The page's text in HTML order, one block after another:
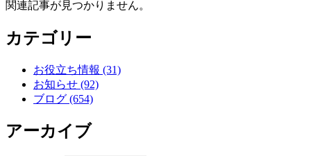
関連記事が見つかりません。
カテゴリー
お役立ち情報 (31)
お知らせ (92)
ブログ (654)
アーカイブ